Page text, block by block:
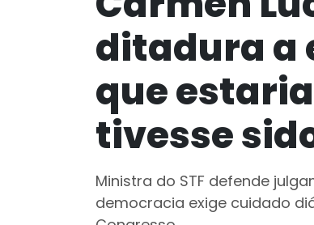
ditadura a
que
tivesse
Ministra do STF defende
democracia exige cuidado